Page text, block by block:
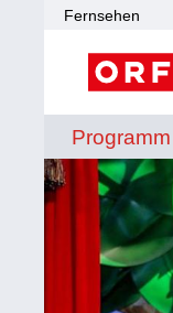
Fernsehen
Programm